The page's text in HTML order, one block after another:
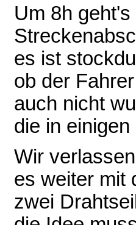
Um 8h
es ist
ob der
auch nicht
die in
Wir
es weiter mit
zwei